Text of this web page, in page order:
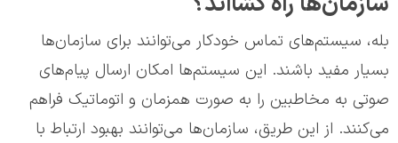
بله، سیستم‌های تماس خودکار می‌توانند برای سازمان‌ها
بسیار مفید باشند. این سیستم‌ها امکان ارسال پیام‌های
صوتی به مخاطبین را به صورت همزمان و اتوماتیک فراهم
می‌کنند. از این طریق، سازمان‌ها می‌توانند بهبود ارتباط با